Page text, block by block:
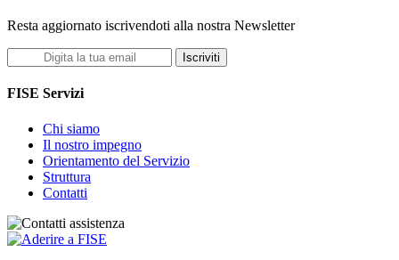
Resta aggiornato iscrivendoti alla nostra Newsletter
Iscriviti
FISE Servizi
Chi siamo
Il nostro impegno
Orientamento del Servizio
Struttura
Contatti